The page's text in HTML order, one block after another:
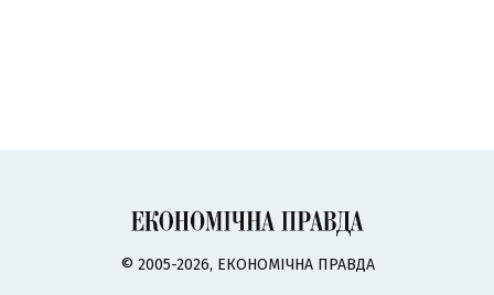
© 2005-2026, ЕКОНОМІЧНА ПРАВДА